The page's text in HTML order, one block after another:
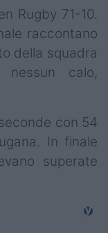
Rugby 71-10.
raccontano
della squadra
nessun calo,
con 54
In finale
superate